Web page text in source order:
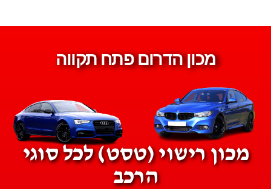
מכון רישוי (טסט) לכל סוגי
הרכב
מכון הדרום פתח תקווה